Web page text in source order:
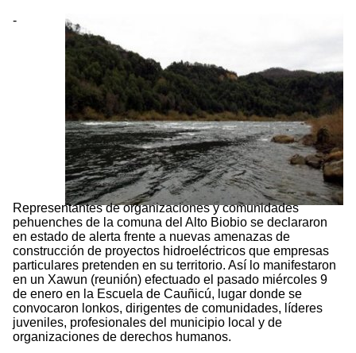
-
Representantes de organizaciones y comunidades
pehuenches de la comuna del Alto Biobio se declararon
en estado de alerta frente a nuevas amenazas de
construcción de proyectos hidroeléctricos que empresas
particulares pretenden en su territorio. Así lo manifestaron
en un Xawun (reunión) efectuado el pasado miércoles 9
de enero en la Escuela de Cauñicú, lugar donde se
convocaron lonkos, dirigentes de comunidades, líderes
juveniles, profesionales del municipio local y de
organizaciones de derechos humanos.